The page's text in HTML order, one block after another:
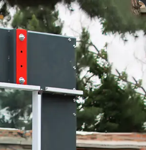
پرش
به
محتوا
91091200 (021)
پنل کاربری
صفحه اصلی
محصولات
محصولات بازرگانی
کاتالوگ
وبلاگ
درباره ما
تماس باما
صفحه اصلی
محصولات
محصولات بازرگانی
کاتالوگ